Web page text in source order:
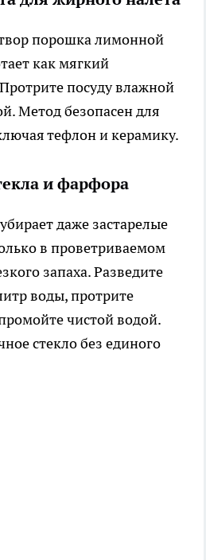
порошка лимонной
как мягкий
посуду влажной
Метод безопасен для
тефлон и керамику.
и фарфора
даже застарелые
в проветриваемом
запаха. Разведите
воды, протрите
чистой водой.
стекло без единого